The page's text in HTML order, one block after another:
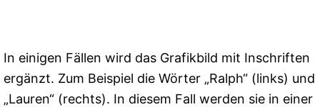
In einigen Fällen wird das Grafikbild mit Inschriften
ergänzt. Zum Beispiel die Wörter „Ralph“ (links) und
„Lauren“ (rechts). In diesem Fall werden sie in einer